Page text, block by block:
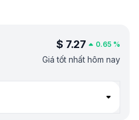
$ 7.27 0.65 %
Giá tốt nhất hôm nay